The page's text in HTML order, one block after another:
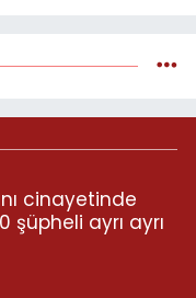
cinayetinde
şüpheli ayrı ayrı